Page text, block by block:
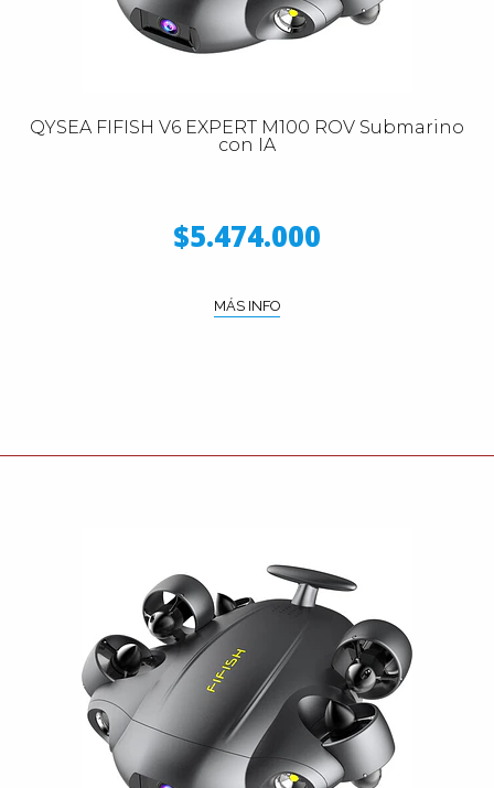
QYSEA FIFISH V6 EXPERT M100 ROV Submarino
con IA
$5.474.000
MÁS INFO